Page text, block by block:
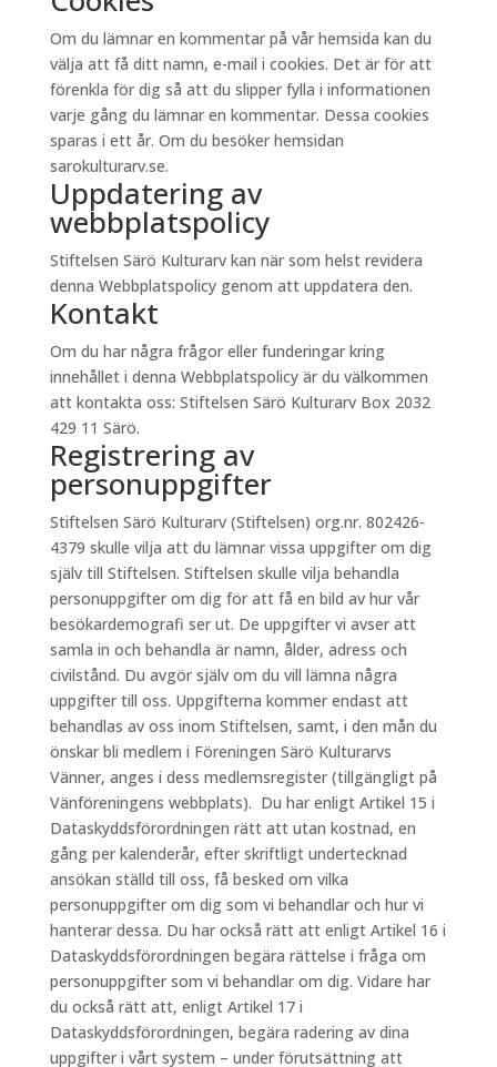
Om du lämnar en kommentar på vår hemsida kan du
välja att få ditt namn, e-mail i cookies. Det är för att
förenkla för dig så att du slipper fylla i informationen
varje gång du lämnar en kommentar. Dessa cookies
sparas i ett år. Om du besöker hemsidan
sarokulturarv.se.
Uppdatering av
webbplatspolicy
Stiftelsen Särö Kulturarv kan när som helst revidera
denna Webbplatspolicy genom att uppdatera den.
Kontakt
Om du har några frågor eller funderingar kring
innehållet i denna Webbplatspolicy är du välkommen
att kontakta oss: Stiftelsen Särö Kulturarv Box 2032
429 11 Särö.
Registrering av
personuppgifter
Stiftelsen Särö Kulturarv (Stiftelsen) org.nr. 802426-
4379 skulle vilja att du lämnar vissa uppgifter om dig
själv till Stiftelsen. Stiftelsen skulle vilja behandla
personuppgifter om dig för att få en bild av hur vår
besökardemografi ser ut. De uppgifter vi avser att
samla in och behandla är namn, ålder, adress och
civilstånd. Du avgör själv om du vill lämna några
uppgifter till oss. Uppgifterna kommer endast att
behandlas av oss inom Stiftelsen, samt, i den mån du
önskar bli medlem i Föreningen Särö Kulturarvs
Vänner, anges i dess medlemsregister (tillgängligt på
Vänföreningens webbplats). Du har enligt Artikel 15 i
Dataskyddsförordningen rätt att utan kostnad, en
gång per kalenderår, efter skriftligt undertecknad
ansökan ställd till oss, få besked om vilka
personuppgifter om dig som vi behandlar och hur vi
hanterar dessa. Du har också rätt att enligt Artikel 16 i
Dataskyddsförordningen begära rättelse i fråga om
personuppgifter som vi behandlar om dig. Vidare har
du också rätt att, enligt Artikel 17 i
Dataskyddsförordningen, begära radering av dina
uppgifter i vårt system – under förutsättning att